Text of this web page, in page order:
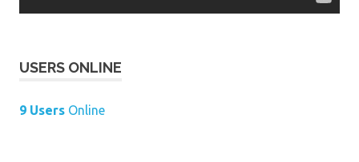
USERS ONLINE
9 Users Online